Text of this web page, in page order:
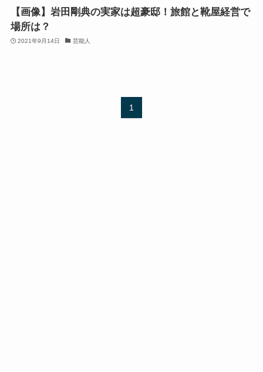
【画像】岩田剛典の実家は超豪邸！旅館と靴屋経営で
場所は？
2021年9月14日 芸能人
1